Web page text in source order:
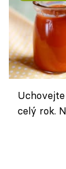
celý rok.